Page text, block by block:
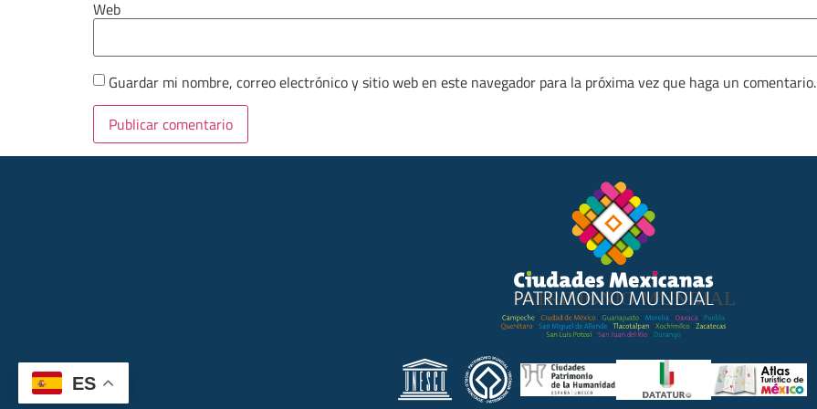
Web
Guardar mi nombre, correo electrónico y sitio web en este navegador para la próxima vez que haga un comentario.
ES